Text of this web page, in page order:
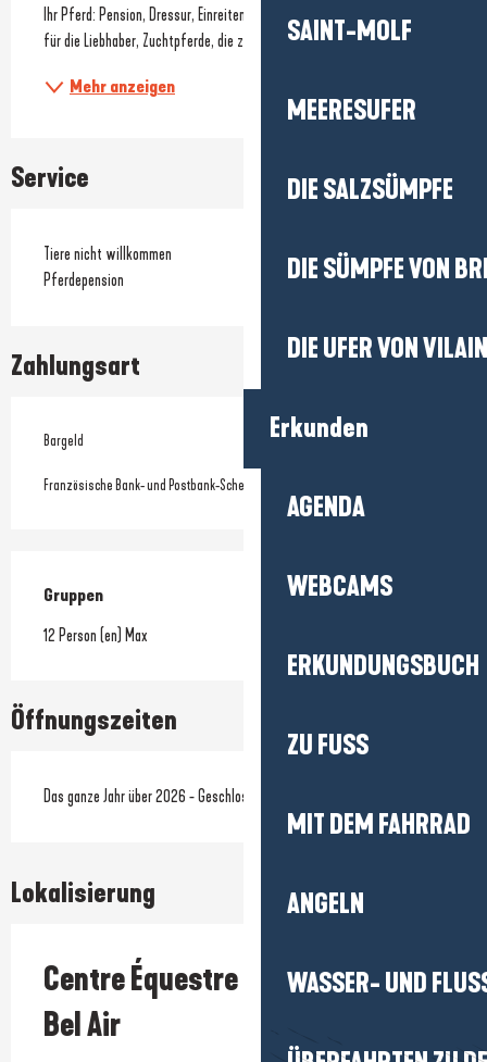
SAINT-MOLF
MEERESUFER
DIE SALZSÜMPFE
DIE SÜMPFE VON
DIE UFER VON
Erkunden
AGENDA
WEBCAMS
ERKUNDUNGSBUCH
ZU FUSS
MIT DEM FAHRRAD
ANGELN
WASSER- UND
Ihr Pferd: Pension, Dressur, Einreiten oder Ruhestand. Und schließlich,
für die Liebhaber, Zuchtpferde, die zum Verkauf stehen.
Mehr anzeigen
Service
Tiere nicht willkommen
Pferdepension
Zahlungsart
Bargeld
Französische Bank- und Postbank-Schecks
Gruppen
Gruppen
12 Person (en) Max
Öffnungszeiten
Das ganze Jahr über 2026 - Geschlossen der sonntag
Lokalisierung
Centre Équestre et Poney Club du
Bel Air